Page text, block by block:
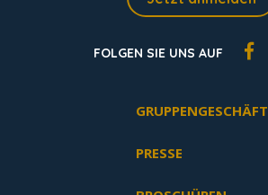
FOLGEN SIE UNS AUF
GRUPPENGESCHÄFT
PRESSE